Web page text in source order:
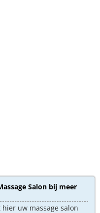
Salon bij meer
hier uw massage salon